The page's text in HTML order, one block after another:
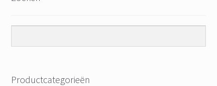
Productcategorieën